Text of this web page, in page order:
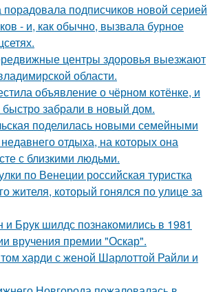
подписчиков новой серией
- и, как обычно, вызвала бурное
центры здоровья выезжают
области.
объявление о чёрном котёнке, и
забрали в новый дом.
поделилась новыми семейными
отдыха, на которых она
с близкими людьми.
по Венеции российская туристка
жителя, который гонялся по улице за
Брук шилдс познакомились в 1981
вручения премии "Оскар".
харди с женой Шарлоттой Райли и